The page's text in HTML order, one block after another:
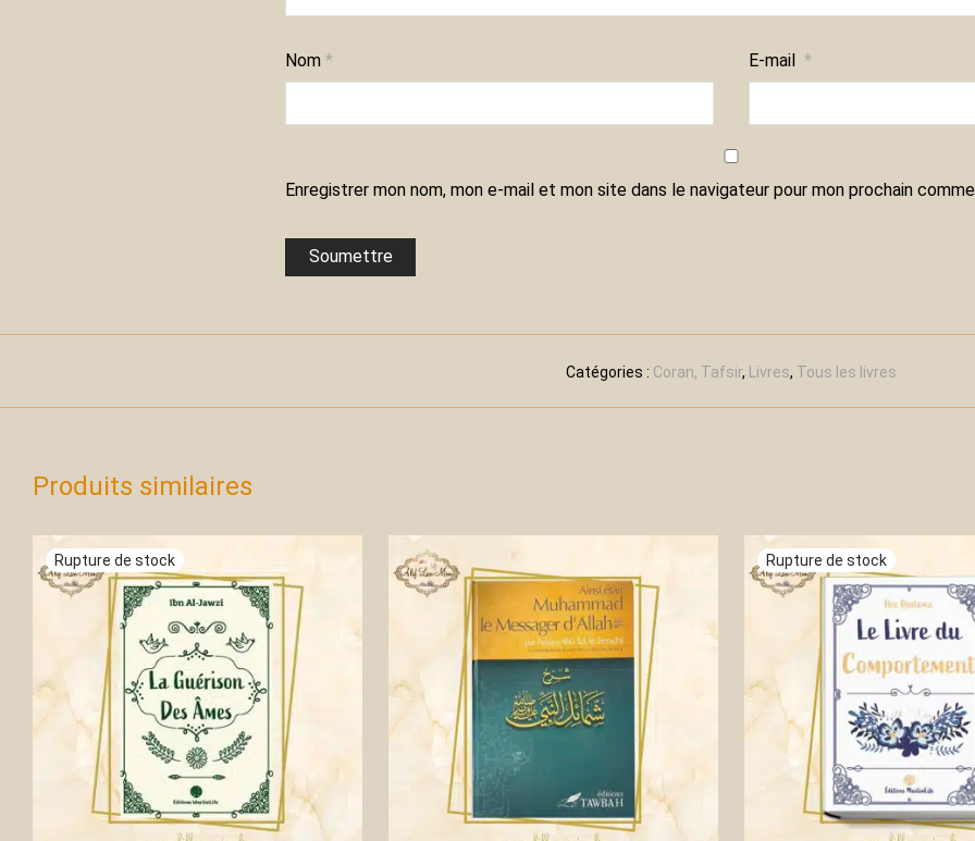
Nom * E-mail*
Enregistrer mon nom, mon e-mail et mon site dans le navigateur pour mon prochain
Catégories : Coran, Tafsir, Livres, Tous les livres
Produits similaires